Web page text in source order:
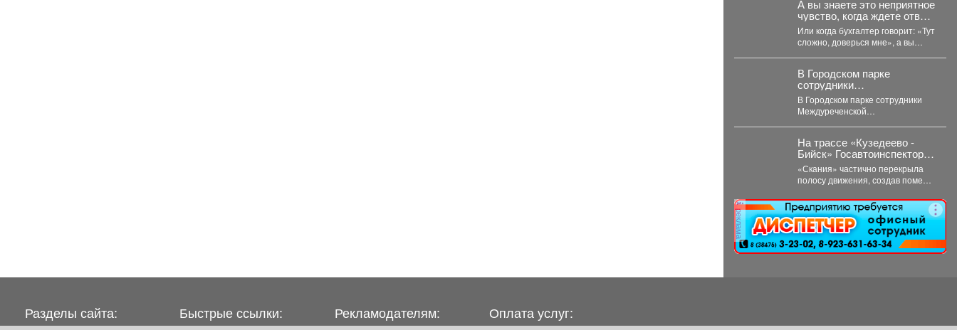
перевозки...
А вы знаете это неприятное
чувство, когда ждете ответ
из налоговой, как приговор?
Или когда бухгалтер говорит: «Тут
сложно, доверься мне», а вы
В Городском парке
сотрудники
Междуреченской
Госавтоинспекции
развернули интерактивные
профилактические
площадки
В Городском парке сотрудники
Междуреченской
профилактические площадки по
популяризации Правил
дорожного движения...
На трассе «Кузедеево -
Бийск» Госавтоинспекторы
помогли водителю
застрявшего в кювете
грузовика.
«Скания» частично перекрыла
полосу движения, создав помехи
ГИБДД организовали на месте
реверсивное...
реклама
Разделы сайта: Быстрые ссылки: Рекламодателям: Оплата услуг: